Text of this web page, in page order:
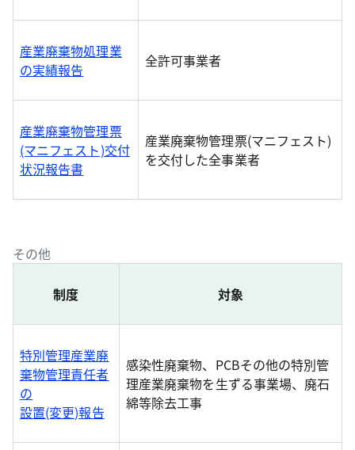
産業廃棄物処理業
の実績報告
全許可事業者
産業廃棄物管理票
(マニフェスト)交付
状況報告書
産業廃棄物管理票(マニフェスト)
を交付した全事業者
その他
制度 対象
特別管理産業廃
棄物管理責任者
の
設置(変更)報告
感染性廃棄物、PCBその他の特別管
理産業廃棄物を生ずる事業場、廃石
綿等除去工事